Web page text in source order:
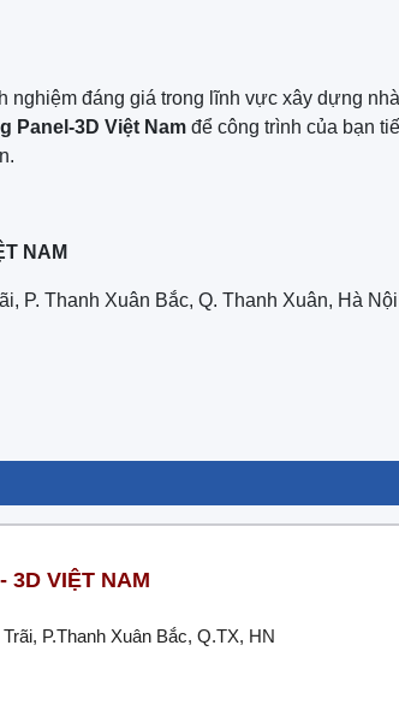
nghiệm đáng giá trong lĩnh vực xây dựng
Panel-3D Việt Nam để công trình của bạn
NAM
P. Thanh Xuân Bắc, Q. Thanh Xuân, Hà Nội
3D VIỆT NAM
P.Thanh Xuân Bắc, Q.TX, HN